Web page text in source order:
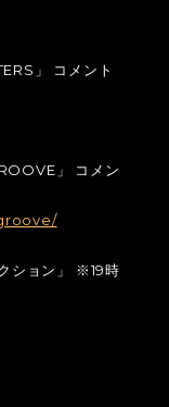
」 コメント
」 コメン
ション」 ※19時